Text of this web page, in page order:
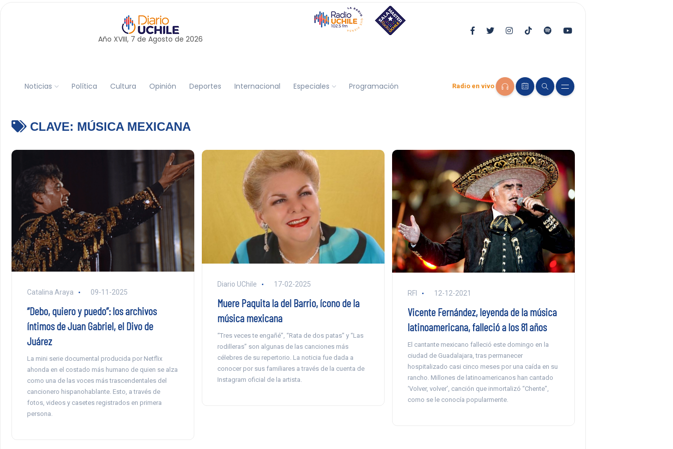
Año XVIII, 7 de Agosto de 2026
Noticias Política Cultura Opinión Deportes Internacional Especiales Programación Radio en vivo
CLAVE: MÚSICA MEXICANA
Catalina Araya 09-11-2025
“Debo, quiero y puedo”: los archivos
íntimos de Juan Gabriel, el Divo de
Juárez
La mini serie documental producida por Netflix
ahonda en el costado más humano de quien se alza
como una de las voces más trascendentales del
cancionero hispanohablante. Esto, a través de
fotos, videos y casetes registrados en primera
persona.
Diario UChile 17-02-2025
Muere Paquita la del Barrio, ícono de la
música mexicana
“Tres veces te engañé”, “Rata de dos patas” y “Las
rodilleras” son algunas de las canciones más
célebres de su repertorio. La noticia fue dada a
conocer por sus familiares a través de la cuenta de
Instagram oficial de la artista.
RFI 12-12-2021
Vicente Fernández, leyenda de la música
latinoamericana, falleció a los 81 años
El cantante mexicano falleció este domingo en la
ciudad de Guadalajara, tras permanecer
hospitalizado casi cinco meses por una caída en su
rancho. Millones de latinoamericanos han cantado
‘Volver, volver’, canción que inmortalizó “Chente”,
como se le conocía popularmente.